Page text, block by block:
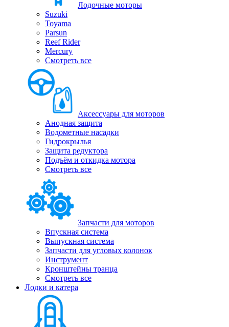
Лодочные моторы
Suzuki
Toyama
Parsun
Reef Rider
Mercury
Смотреть все
Аксессуары для моторов
Анодная защита
Водометные насадки
Гидрокрылья
Защита редуктора
Подъём и откидка мотора
Смотреть все
Запчасти для моторов
Впускная система
Выпускная система
Запчасти для угловых колонок
Инструмент
Кронштейны транца
Смотреть все
Лодки и катера